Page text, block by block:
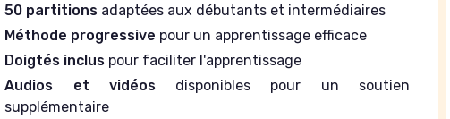
50 partitions adaptées aux débutants et intermédiaires
Méthode progressive pour un apprentissage efficace
Doigtés inclus pour faciliter l'apprentissage
Audios et vidéosdisponibles pour un soutien
supplémentaire